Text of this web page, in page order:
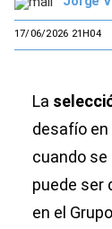
17/06/2026 21H04
La
desafío en
cuando se
puede ser
en el